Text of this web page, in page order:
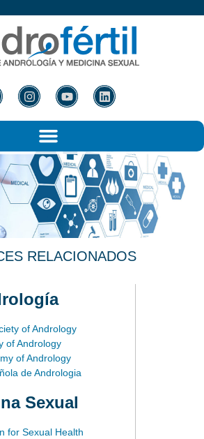
RELACIONADOS
of Andrology
of Andrology
of Andrology
de Andrologia
Sexual
for Sexual Health